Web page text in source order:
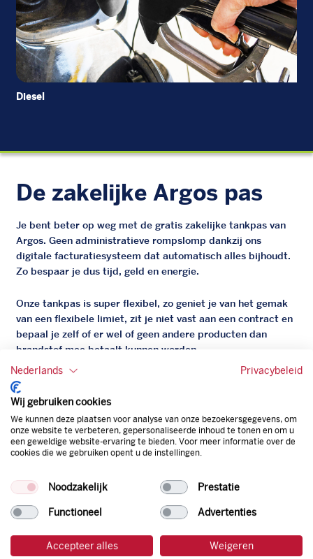
Diesel
De zakelijke Argos pas
Je bent beter op weg met de gratis zakelijke tankpas van
Argos. Geen administratieve rompslomp dankzij ons
digitale facturatiesysteem dat automatisch alles bijhoudt.
Zo bespaar je dus tijd, geld en energie.
Onze tankpas is super flexibel, zo geniet je van het gemak
van een flexibele limiet, zit je niet vast aan een contract en
bepaal je zelf of er wel of geen andere producten dan
brandstof mee betaalt kunnen worden.
Bovendien profiteer je altijd van een gegarandeerde
korting. Mocht de pompprijs toch lager zijn dan betaal je
natuurlijk de prijs aan de pomp. Zo ben je altijd verzekerd
van de laagste prijs.
tankpas aanvragen
laadpas aanvragen
Nederlands Privacybeleid
Wij gebruiken cookies
We kunnen deze plaatsen voor analyse van onze bezoekersgegevens, om
onze website te verbeteren, gepersonaliseerde inhoud te tonen en om u
een geweldige website-ervaring te bieden. Voor meer informatie over de
cookies die we gebruiken opent u de instellingen.
Noodzakelijk Prestatie
Functioneel Advertenties
Accepteer alles Weigeren